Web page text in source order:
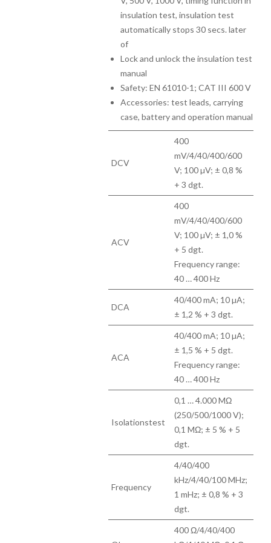
insulation test, insulation test
automatically stops 30 secs. later
of
Lock and unlock the insulation test
manual
Safety: EN 61010-1; CAT III 600 V
Accessories: test leads, carrying
case, battery and operation manual
DCV
400
mV/4/40/400/600
V; 100 µV; ± 0,8 %
+ 3 dgt.
ACV
400
mV/4/40/400/600
V; 100 µV; ± 1,0 %
+ 5 dgt.
Frequency range:
40 … 400 Hz
DCA
40/400 mA; 10 µA;
± 1,2 % + 3 dgt.
ACA
40/400 mA; 10 µA;
± 1,5 % + 5 dgt.
Frequency range:
40 … 400 Hz
Isolationstest
0,1 … 4.000 MΩ
(250/500/1000 V);
0,1 MΩ; ± 5 % + 5
dgt.
Frequency
4/40/400
kHz/4/40/100 MHz;
1 mHz; ± 0,8 % + 3
dgt.
400 Ω/4/40/400